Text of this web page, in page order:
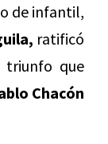
de infantil,
ratificó
triunfo que
Chacón